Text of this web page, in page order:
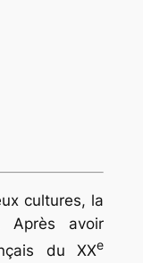
cultures, la
Après avoir
du XXe